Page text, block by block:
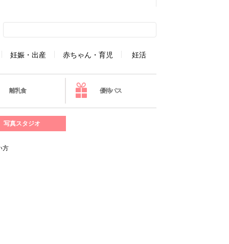
妊娠・出産 赤ちゃん・育児 妊活
離乳食 優待パス
写真スタジオ
方